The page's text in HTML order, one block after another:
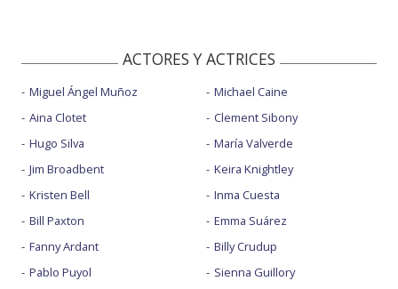
ACTORES Y ACTRICES
Miguel Ángel Muñoz
Aina Clotet
Hugo Silva
Jim Broadbent
Kristen Bell
Bill Paxton
Fanny Ardant
Pablo Puyol
Michael Caine
Clement Sibony
María Valverde
Keira Knightley
Inma Cuesta
Emma Suárez
Billy Crudup
Sienna Guillory